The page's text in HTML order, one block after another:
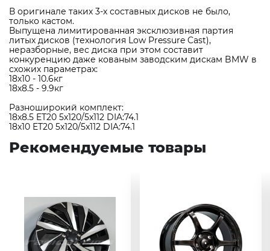
В оригинале таких 3-х составных дисков не было,
только кастом.
Выпущена лимитированная эксклюзивная партия
литых дисков (технология Low Pressure Cast),
неразборные, вес диска при этом составит
конкуренцию даже кованым заводским дискам BMW в
схожих параметрах:
18х10 - 10.6кг
18х8.5 - 9.9кг
Разноширокий комплект:
18x8.5 ET20 5х120/5x112 DIA:74.1
18x10 ET20 5х120/5x112 DIA:74.1
Рекомендуемые товары